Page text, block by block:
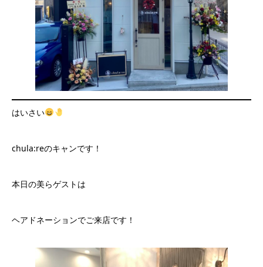
はいさい
chula:reのキャンです！
本日の美らゲストは
ヘアドネーションでご来店です！